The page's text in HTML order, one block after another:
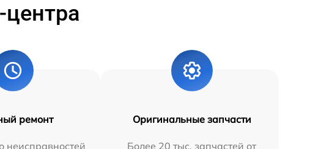
ремонт
неисправностей
Оригинальные запчасти
Более 20 тыс. запчастей от